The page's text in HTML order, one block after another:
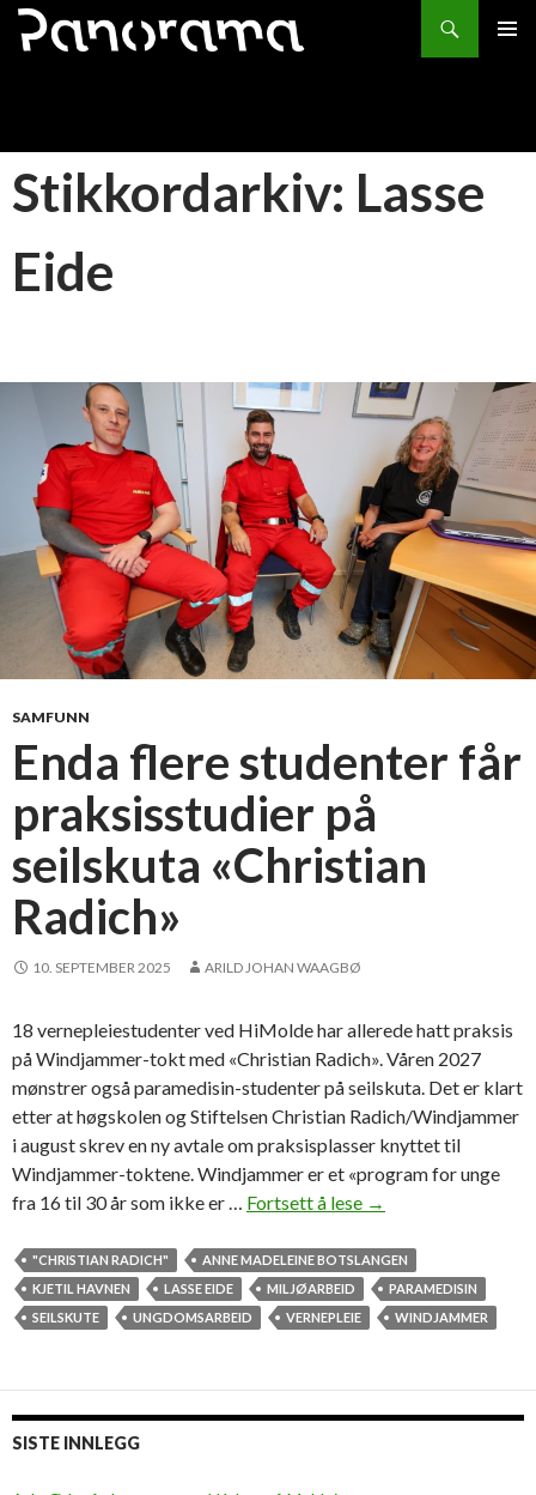
Søk
HOPP
Stikkordarkiv: Lasse
Eide
SAMFUNN
Enda flere studenter får
praksisstudier på
seilskuta «Christian
Radich»
10. SEPTEMBER 2025 ARILD JOHAN WAAGBØ
18 vernepleiestudenter ved HiMolde har allerede hatt praksis
på Windjammer-tokt med «Christian Radich». Våren 2027
mønstrer også paramedisin-studenter på seilskuta. Det er klart
etter at høgskolen og Stiftelsen Christian Radich/Windjammer
i august skrev en ny avtale om praksisplasser knyttet til
Windjammer-toktene. Windjammer er et «program for unge
fra 16 til 30 år som ikke er … Fortsett å lese E
d
a
→
"CHRISTIAN RADICH"
ANNE MADELEINE BOTSLANGEN
KJETIL HAVNEN
LASSE EIDE MILJØARBEID
PARAMEDISIN
SEILSKUTE
UNGDOMSARBEID VERNEPLEIE WINDJAMMER
SISTE INNLEGG